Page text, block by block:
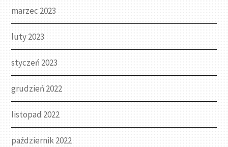
marzec 2023
luty 2023
styczeń 2023
grudzień 2022
listopad 2022
październik 2022